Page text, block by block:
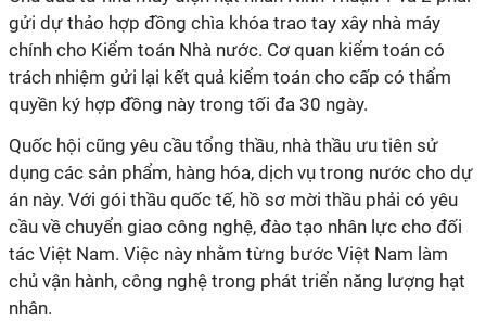
gửi dự thảo hợp đồng chìa khóa trao tay xây nhà máy
chính cho Kiểm toán Nhà nước. Cơ quan kiểm toán có
trách nhiệm gửi lại kết quả kiểm toán cho cấp có thẩm
quyền ký hợp đồng này trong tối đa 30 ngày.
Quốc hội cũng yêu cầu tổng thầu, nhà thầu ưu tiên sử
dụng các sản phẩm, hàng hóa, dịch vụ trong nước cho dự
án này. Với gói thầu quốc tế, hồ sơ mời thầu phải có yêu
cầu về chuyển giao công nghệ, đào tạo nhân lực cho đối
tác Việt Nam. Việc này nhằm từng bước Việt Nam làm
chủ vận hành, công nghệ trong phát triển năng lượng hạt
nhân.